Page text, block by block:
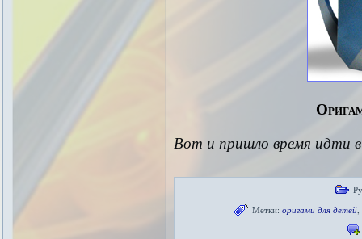
Вот и пришло время идти
Метки: оригами для детей,